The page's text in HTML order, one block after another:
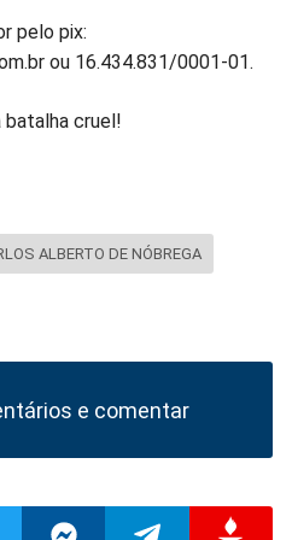
pelo pix:
ou 16.434.831/0001-01.
cruel!
ALBERTO DE NÓBREGA
e comentar